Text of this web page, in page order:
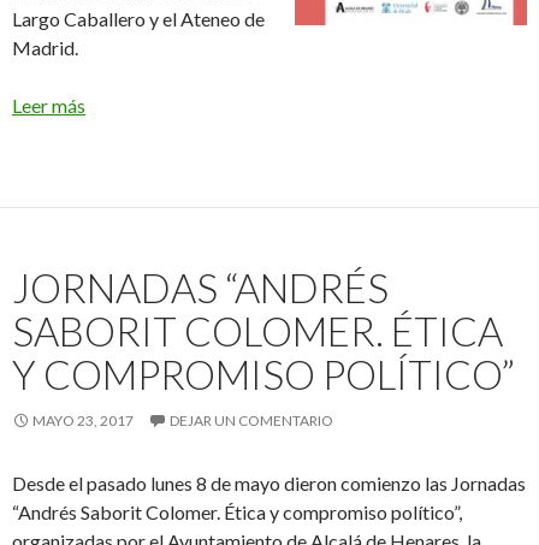
Largo Caballero y el Ateneo de
Madrid.
Leer más
JORNADAS “ANDRÉS
SABORIT COLOMER. ÉTICA
Y COMPROMISO POLÍTICO”
MAYO 23, 2017 DEJAR UN COMENTARIO
Desde el pasado lunes 8 de mayo dieron comienzo las Jornadas
“Andrés Saborit Colomer. Ética y compromiso político”,